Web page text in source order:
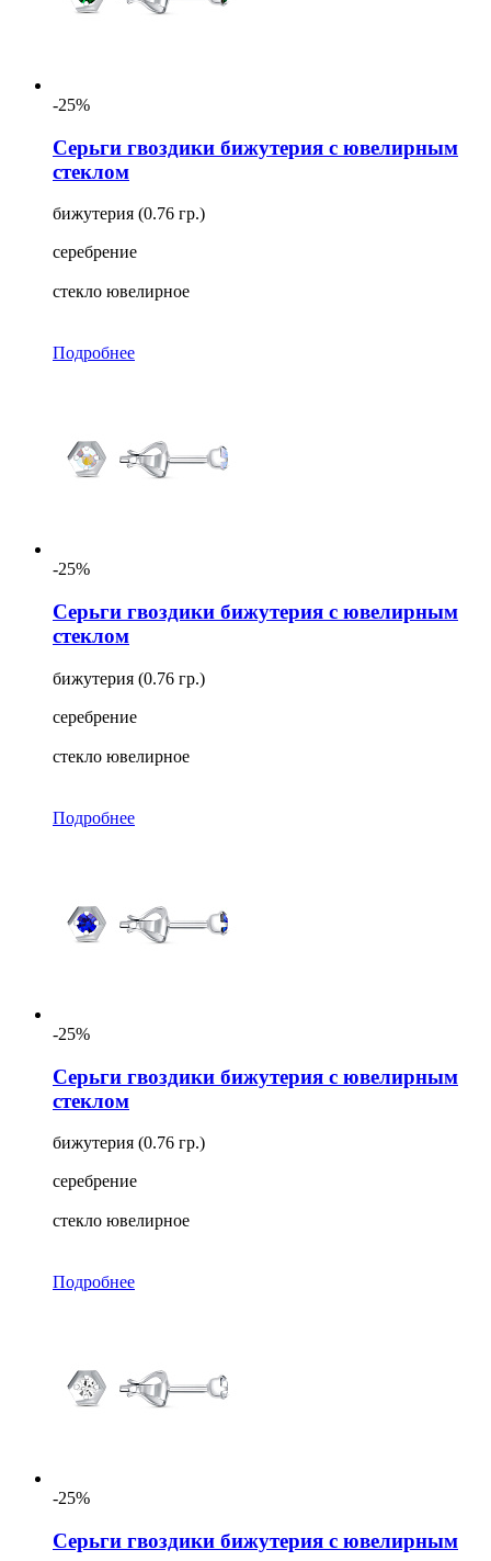
-25%
Серьги гвоздики бижутерия с ювелирным
стеклом
бижутерия (0.76 гр.)
серебрение
стекло ювелирное
Подробнее
-25%
Серьги гвоздики бижутерия с ювелирным
стеклом
бижутерия (0.76 гр.)
серебрение
стекло ювелирное
Подробнее
-25%
Серьги гвоздики бижутерия с ювелирным
стеклом
бижутерия (0.76 гр.)
серебрение
стекло ювелирное
Подробнее
-25%
Серьги гвоздики бижутерия с ювелирным